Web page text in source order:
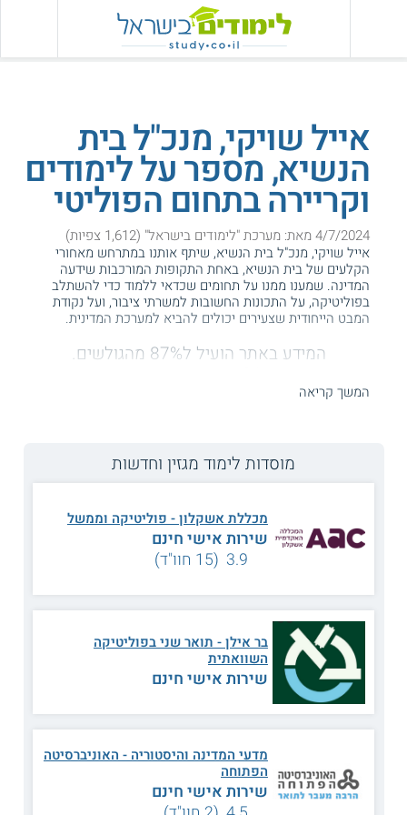
אייל שויקי, מנכ"ל בית
הנשיא, מספר על לימודים
וקריירה בתחום הפוליטי
4/7/2024 מאת: מערכת "לימודים בישראל" (1,612 צפיות)
אייל שויקי, מנכ"ל בית הנשיא, שיתף אותנו במתרחש מאחורי
הקלעים של בית הנשיא, באחת התקופות המורכבות שידעה
המדינה. שמענו ממנו על תחומים שכדאי ללמוד כדי להשתלב
בפוליטיקה, על התכונות החשובות למשרתי ציבור, ועל נקודת
המבט הייחודית שצעירים יכולים להביא למערכת המדינית.
המידע באתר הועיל ל87% מהגולשים.
צילום: אבי אוחיון, לע"מ
אייל שויקי, מנכ"ל בית הנשיא: "בשירות הציבור יש צורך
באכפתיות ורצון להיות כתובת לאנשים, גם בשעות קשות"
אנחנו בעיצומה של אחת התקופות הסוערות שידענו מאז קום
המשך קריאה
מוסדות לימוד מגזין וחדשות
מכללת אשקלון - פוליטיקה וממשל
שירות אישי חינם
3.9 (15 חוו"ד)
בר אילן - תואר שני בפוליטיקה
השוואתית
שירות אישי חינם
מדעי המדינה והיסטוריה - האוניברסיטה
הפתוחה
שירות אישי חינם